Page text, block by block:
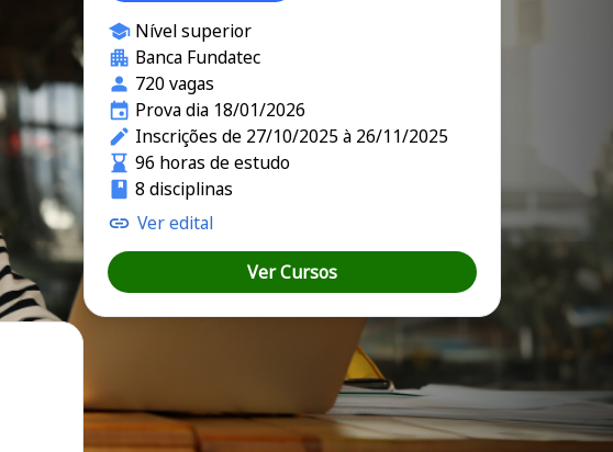
Nível superior
Banca Fundatec
720 vagas
Prova dia 18/01/2026
Inscrições de 27/10/2025 à 26/11/2025
96 horas de estudo
8 disciplinas
Ver edital
Ver Cursos